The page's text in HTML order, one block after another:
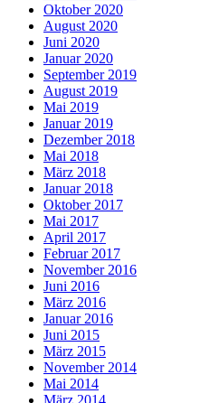
Oktober 2020
August 2020
Juni 2020
Januar 2020
September 2019
August 2019
Mai 2019
Januar 2019
Dezember 2018
Mai 2018
März 2018
Januar 2018
Oktober 2017
Mai 2017
April 2017
Februar 2017
November 2016
Juni 2016
März 2016
Januar 2016
Juni 2015
März 2015
November 2014
Mai 2014